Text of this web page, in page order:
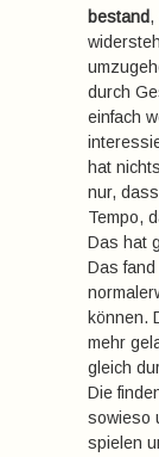
bestand,
durch
einfach
hat
nur,
Tempo,
Das hat
Das
können.
mehr
gleich
Die
sowieso
spielen